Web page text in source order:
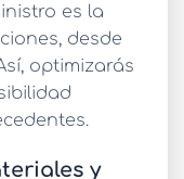
es la
desde
optimizarás
y